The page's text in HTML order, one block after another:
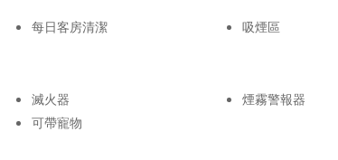
每日客房清潔 吸煙區
滅火器
可帶寵物
煙霧警報器